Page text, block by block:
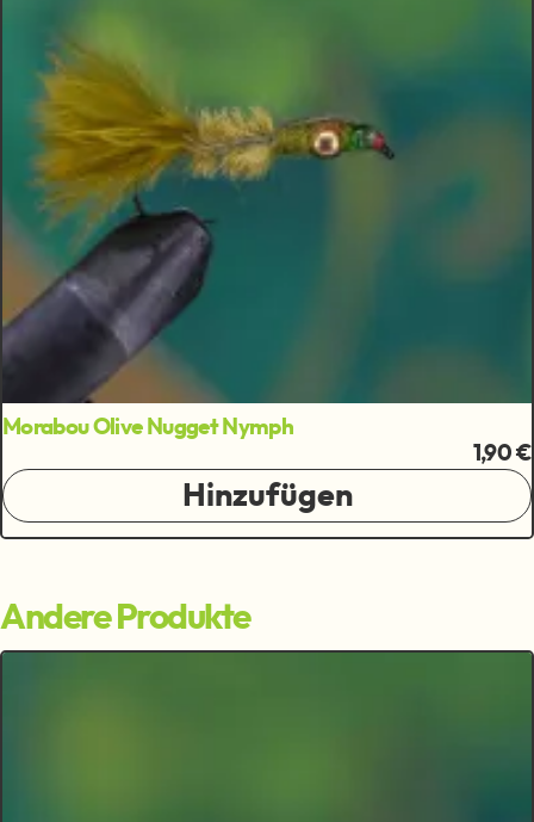
Morabou Olive Nugget Nymph
1,90 €
Hinzufügen
Andere Produkte